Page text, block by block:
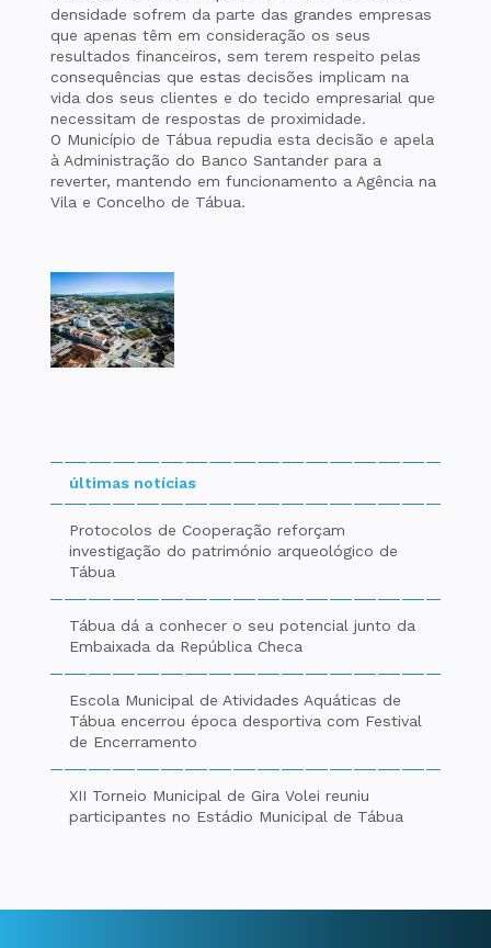
densidade sofrem da parte das grandes empresas
que apenas têm em consideração os seus
resultados financeiros, sem terem respeito pelas
consequências que estas decisões implicam na
vida dos seus clientes e do tecido empresarial que
necessitam de respostas de proximidade.
O Município de Tábua repudia esta decisão e apela
à Administração do Banco Santander para a
reverter, mantendo em funcionamento a Agência na
Vila e Concelho de Tábua.
últimas notícias
Protocolos de Cooperação reforçam
investigação do património arqueológico de
Tábua
Tábua dá a conhecer o seu potencial junto da
Embaixada da República Checa
Escola Municipal de Atividades Aquáticas de
Tábua encerrou época desportiva com Festival
de Encerramento
XII Torneio Municipal de Gira Volei reuniu
participantes no Estádio Municipal de Tábua